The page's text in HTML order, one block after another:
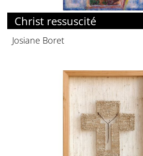
Christ ressuscité
Josiane Boret